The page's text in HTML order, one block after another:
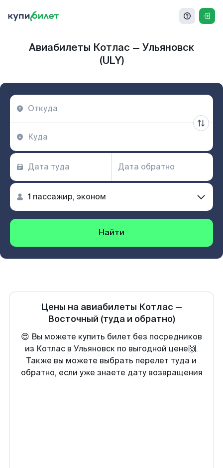
Авиабилеты Котлас — Ульяновск
(ULY)
Найти
Цены на авиабилеты Котлас —
Восточный (туда и обратно)
😍 Вы можете купить билет без посредников
из Котлас в Ульяновск по выгодной цене🙌.
Также вы можете выбрать перелет туда и
обратно, если уже знаете дату возвращения